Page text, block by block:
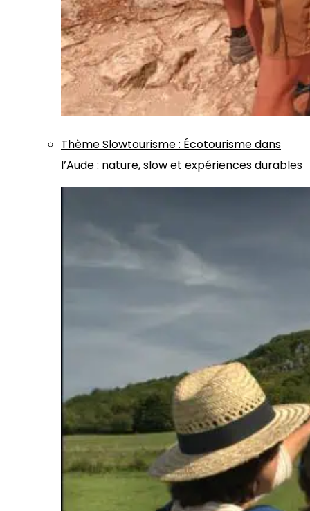
ThèmeSlowtourisme: Écotourisme dans
l’Aude : nature, slow et expériences durables